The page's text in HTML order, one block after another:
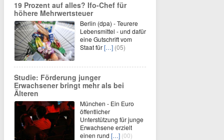
19 Prozent auf alles? Ifo-Chef für
höhere Mehrwertsteuer
Berlin (dpa) - Teurere
Lebensmittel - und dafür
eine Gutschrift vom
Staat für[…] (05)
Studie: Förderung junger
Erwachsener bringt mehr als bei
Älteren
München - Ein Euro
öffentlicher
Unterstützung für junge
Erwachsene erzielt
einen rund […] (00)